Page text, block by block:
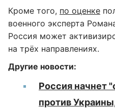
Кроме того, по оценке
военного эксперта
Россия может
на трёх направлениях.
Другие новости:
Россия начнет
против